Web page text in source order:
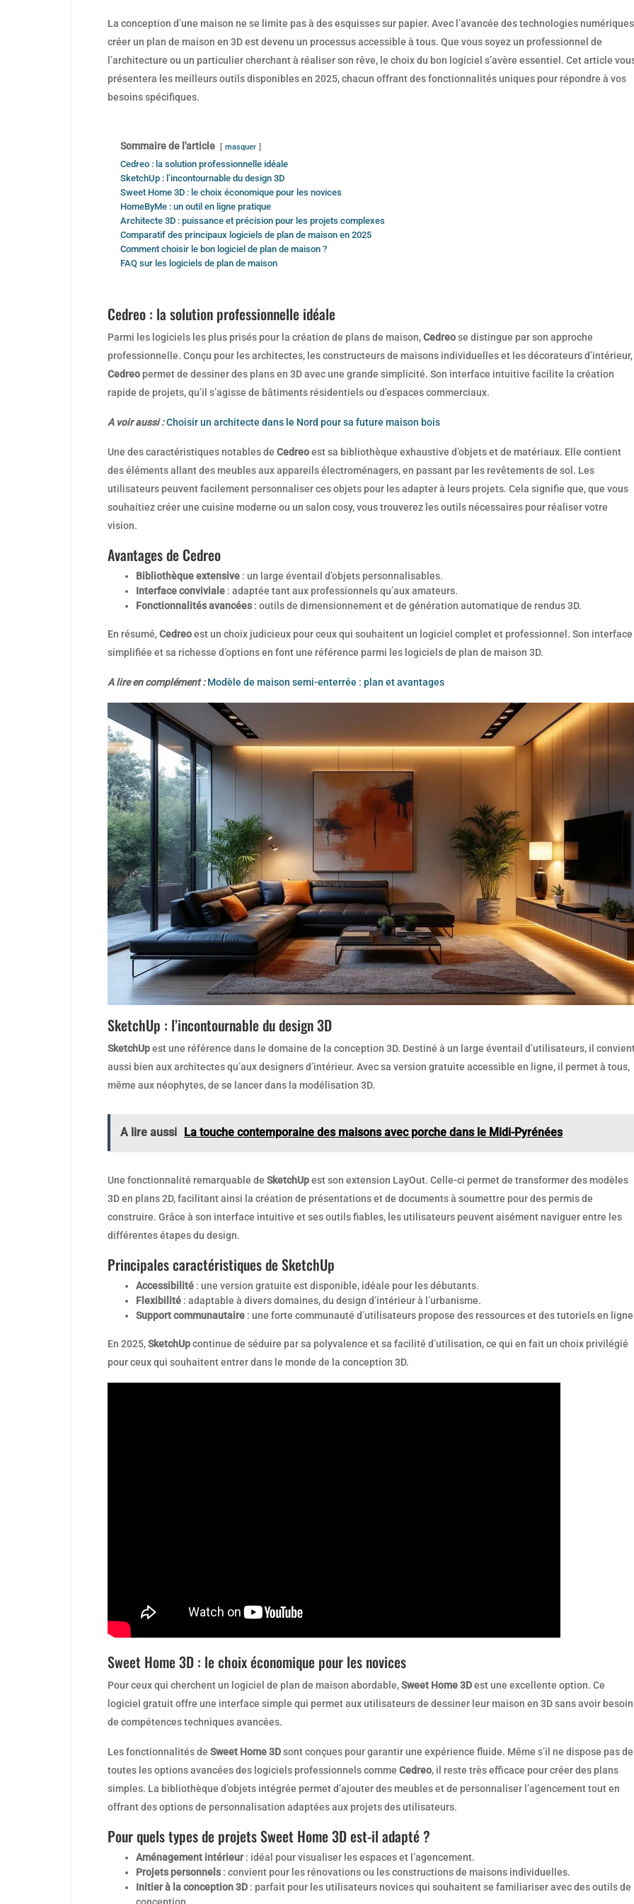
La conception d’une maison ne se limite pas à des esquisses sur papier. Avec l’avancée des technologies
créer un plan de maison en 3D est devenu un processus accessible à tous. Que vous soyez un professionnel de
l’architecture ou un particulier cherchant à réaliser son rêve, le choix du bon logiciel s’avère essentiel. Cet article
présentera les meilleurs outils disponibles en 2025, chacun offrant des fonctionnalités uniques pour répondre à vos
besoins spécifiques.
Sommaire de l'article masquer
Cedreo : la solution professionnelle idéale
SketchUp : l’incontournable du design 3D
Sweet Home 3D : le choix économique pour les novices
HomeByMe : un outil en ligne pratique
Architecte 3D : puissance et précision pour les projets complexes
Comparatif des principaux logiciels de plan de maison en 2025
Comment choisir le bon logiciel de plan de maison ?
FAQ sur les logiciels de plan de maison
Cedreo : la solution professionnelle idéale
Parmi les logiciels les plus prisés pour la création de plans de maison,Cedreose distingue par son approche
professionnelle. Conçu pour les architectes, les constructeurs de maisons individuelles et les décorateurs d’intérieur,
Cedreo permet de dessiner des plans en 3D avec une grande simplicité. Son interface intuitive facilite la création
rapide de projets, qu’il s’agisse de bâtiments résidentiels ou d’espaces commerciaux.
A voir aussi :Choisir un architecte dans le Nord pour sa future maison bois
Une des caractéristiques notables de Cedreoest sa bibliothèque exhaustive d’objets et de matériaux. Elle contient
des éléments allant des meubles aux appareils électroménagers, en passant par les revêtements de sol. Les
utilisateurs peuvent facilement personnaliser ces objets pour les adapter à leurs projets. Cela signifie que, que vous
souhaitiez créer une cuisine moderne ou un salon cosy, vous trouverez les outils nécessaires pour réaliser votre
vision.
Avantages de Cedreo
Bibliothèque extensive : un large éventail d’objets personnalisables.
Interface conviviale : adaptée tant aux professionnels qu’aux amateurs.
Fonctionnalités avancées : outils de dimensionnement et de génération automatique de rendus 3D.
En résumé,Cedreoest un choix judicieux pour ceux qui souhaitent un logiciel complet et professionnel. Son interface
simplifiée et sa richesse d’options en font une référence parmi les logiciels de plan de maison 3D.
A lire en complément : Modèle de maison semi-enterrée : plan et avantages
SketchUp : l’incontournable du design 3D
SketchUpest une référence dans le domaine de la conception 3D. Destiné à un large éventail d’utilisateurs, il
aussi bien aux architectes qu’aux designers d’intérieur. Avec sa version gratuite accessible en ligne, il permet à tous,
même aux néophytes, de se lancer dans la modélisation 3D.
A lire aussi La touche contemporaine des maisons avec porche dans le Midi-Pyrénées
Une fonctionnalité remarquable de SketchUpest son extension LayOut. Celle-ci permet de transformer des modèles
3D en plans 2D, facilitant ainsi la création de présentations et de documents à soumettre pour des permis de
construire. Grâce à son interface intuitive et ses outils fiables, les utilisateurs peuvent aisément naviguer entre les
différentes étapes du design.
Principales caractéristiques de SketchUp
Accessibilité : une version gratuite est disponible, idéale pour les débutants.
Flexibilité : adaptable à divers domaines, du design d’intérieur à l’urbanisme.
Support communautaire : une forte communauté d’utilisateurs propose des ressources et des tutoriels en
En 2025,SketchUpcontinue de séduire par sa polyvalence et sa facilité d’utilisation, ce qui en fait un choix privilégié
pour ceux qui souhaitent entrer dans le monde de la conception 3D.
Sweet Home 3D : le choix économique pour les novices
Pour ceux qui cherchent un logiciel de plan de maison abordable,Sweet Home 3Dest une excellente option. Ce
logiciel gratuit offre une interface simple qui permet aux utilisateurs de dessiner leur maison en 3D sans avoir besoin
de compétences techniques avancées.
Les fonctionnalités de Sweet Home 3Dsont conçues pour garantir une expérience fluide. Même s’il ne dispose pas de
toutes les options avancées des logiciels professionnels comme Cedreo, il reste très efficace pour créer des plans
simples. La bibliothèque d’objets intégrée permet d’ajouter des meubles et de personnaliser l’agencement tout en
offrant des options de personnalisation adaptées aux projets des utilisateurs.
Pour quels types de projets Sweet Home 3D est-il adapté ?
Aménagement intérieur: idéal pour visualiser les espaces et l’agencement.
Projets personnels : convient pour les rénovations ou les constructions de maisons individuelles.
Initier à la conception 3D : parfait pour les utilisateurs novices qui souhaitent se familiariser avec des outils de